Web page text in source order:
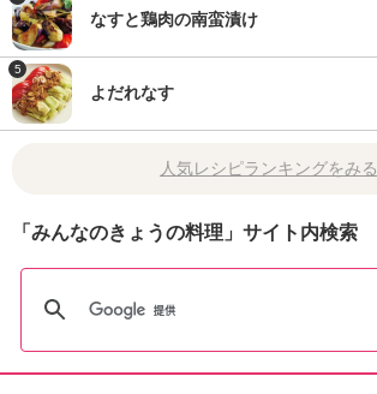
なすと鶏肉の南蛮漬け
5
よだれなす
人気レシピランキングをみる
「みんなのきょうの料理」サイト内検索